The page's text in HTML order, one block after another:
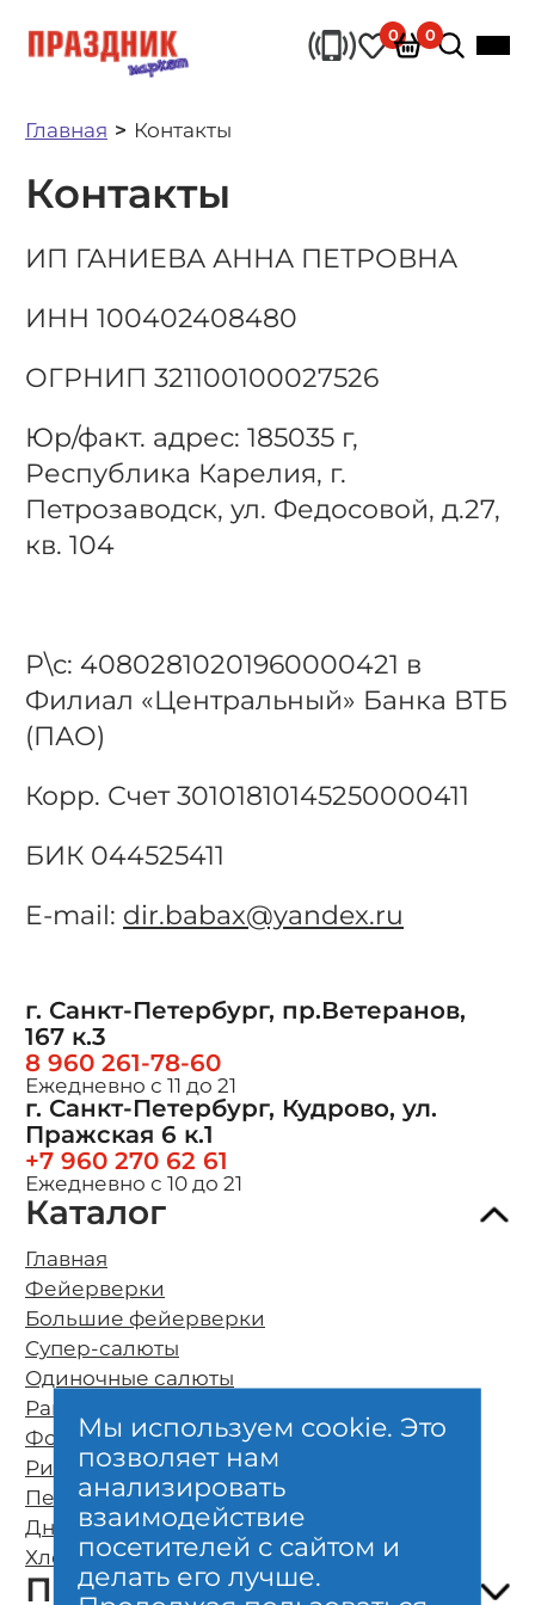
0 0
Главная Контакты
Контакты
ИП ГАНИЕВА АННА ПЕТРОВНА
ИНН 100402408480
ОГРНИП 321100100027526
Юр/факт. адрес: 185035 г,
Республика Карелия, г.
Петрозаводск, ул. Федосовой, д.27,
кв. 104
Р\с: 40802810201960000421 в
Филиал «Центральный» Банка ВТБ
(ПАО)
Корр. Счет 30101810145250000411
БИК 044525411
E-mail: dir.babax@yandex.ru
г. Санкт-Петербург, пр.Ветеранов,
167 к.3
8 960 261-78-60
Ежедневно с 11 до 21
г. Санкт-Петербург, Кудрово, ул.
Пражская 6 к.1
+7 960 270 62 61
Ежедневно с 10 до 21
Каталог
Главная
Фейерверки
Большие фейерверки
Супер-салюты
Одиночные салюты
Ракеты
Фонтаны
Римские свечи
Петарды
Дневные фейерверки
Хлопушки и бенгальские свечи
Покупателям
О компании
Оплата и бесплатная доставка
Возврат и обмен
Безопасность
Гарантии качества
Мы используем cookie. Это
позволяет нам
анализировать
взаимодействие
посетителей с сайтом и
делать его лучше.